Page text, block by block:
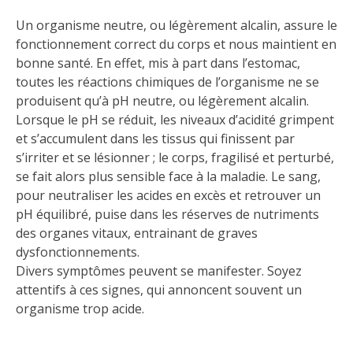
Un organisme neutre, ou légèrement alcalin, assure le
fonctionnement correct du corps et nous maintient en
bonne santé. En effet, mis à part dans l’estomac,
toutes les réactions chimiques de l’organisme ne se
produisent qu’à pH neutre, ou légèrement alcalin.
Lorsque le pH se réduit, les niveaux d’acidité grimpent
et s’accumulent dans les tissus qui finissent par
s’irriter et se lésionner ; le corps, fragilisé et perturbé,
se fait alors plus sensible face à la maladie. Le sang,
pour neutraliser les acides en excès et retrouver un
pH équilibré, puise dans les réserves de nutriments
des organes vitaux, entrainant de graves
dysfonctionnements.
Divers symptômes peuvent se manifester. Soyez
attentifs à ces signes, qui annoncent souvent un
organisme trop acide.